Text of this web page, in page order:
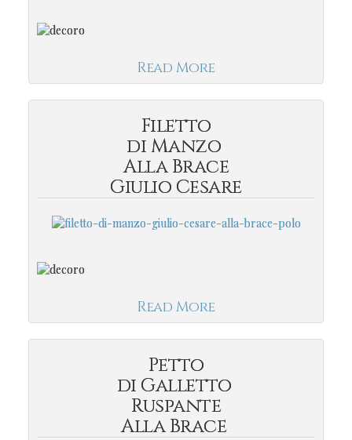
Read More
Filetto
di Manzo
Alla Brace
Giulio Cesare
Read More
Petto
di Galletto
Ruspante
Alla Brace